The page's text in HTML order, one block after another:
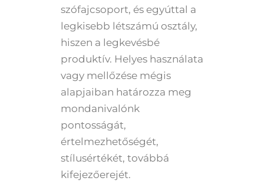
szófajcsoport, és egyúttal a
legkisebb létszámú osztály,
hiszen a legkevésbé
produktív. Helyes használata
vagy mellőzése mégis
alapjaiban határozza meg
mondanivalónk
pontosságát,
értelmezhetőségét,
stílusértékét, továbbá
kifejezőerejét.